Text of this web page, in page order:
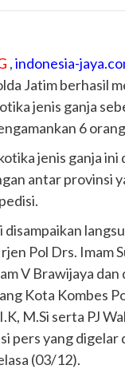
,indonesia-
Jatim berhasil
jenis ganja
6
jenis ganja ini
antar provinsi
disampaikan
Pol Drs. Imam
V Brawijaya dan
Kota Kombes
M.Si serta PJ
pers yang digelar
(03/12).